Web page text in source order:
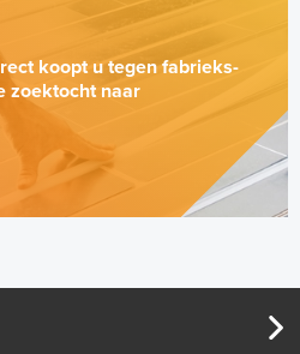
koopt u tegen fabrieks-
zoektocht naar